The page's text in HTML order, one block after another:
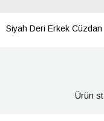
Siyah Deri Erkek Cüzdan
Ürün